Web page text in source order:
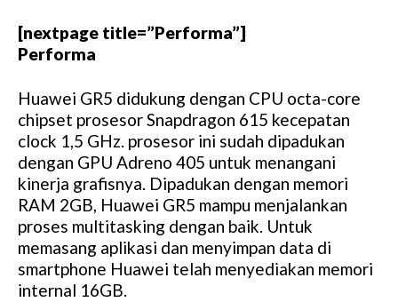
[nextpage title=”Performa”]
Performa
Huawei GR5 didukung dengan CPU octa-core
chipset prosesor Snapdragon 615 kecepatan
clock 1,5 GHz. prosesor ini sudah dipadukan
dengan GPU Adreno 405 untuk menangani
kinerja grafisnya. Dipadukan dengan memori
RAM 2GB, Huawei GR5 mampu menjalankan
proses multitasking dengan baik. Untuk
memasang aplikasi dan menyimpan data di
smartphone Huawei telah menyediakan memori
internal 16GB.